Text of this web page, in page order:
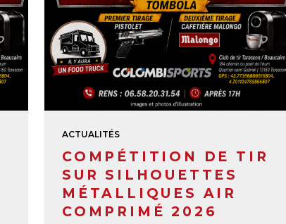
ACTUALITÉS
COMPÉTITION DE TIR
SUR SILHOUETTES
MÉTALLIQUES AIR
COMPRIMÉ 2026